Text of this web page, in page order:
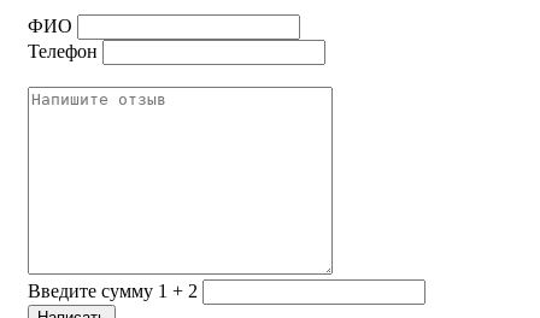
ФИО
Телефон
Введите сумму 1 + 2